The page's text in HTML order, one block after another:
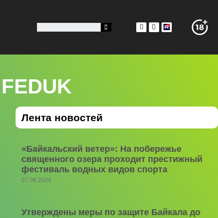
Лента новостей
«Байкальский ветер»: На побережье
священного озера проходит престижный
фестиваль водных видов спорта
07.08.2026
Утверждены меры по защите Байкала до